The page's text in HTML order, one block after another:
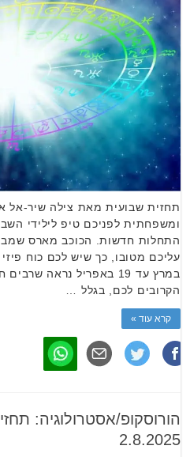
תחזית שבועית מאת צילה שיר-אל
ומשפחתית לפניכם טיפ לילידי
התחלות חדשות. הכוכב מארס
במרץ עד 19 באפריל נראה
הקרובים לכם, בגלל …
קרא עוד »
2.8.2025